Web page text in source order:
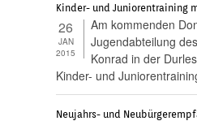
Kinder- und Juniorentraining
26
JAN
2015
Am kommenden
Jugendabteilung
Konrad in der
Kinder- und
Neujahrs- und